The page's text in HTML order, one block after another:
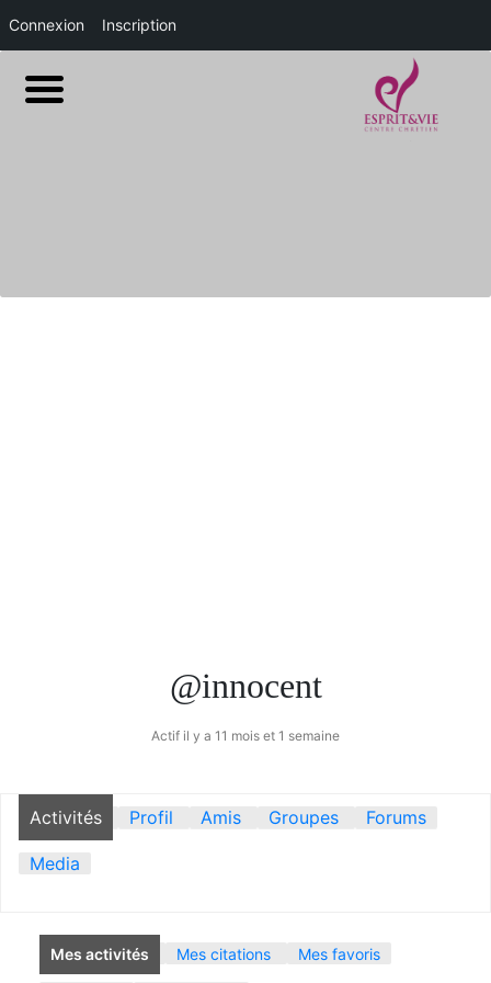
@innocent
Actif il y a 11 mois et 1 semaine
Activités Profil Amis Groupes Forums
Media
Mes activités Mes citations Mes favoris
Connexion Inscription